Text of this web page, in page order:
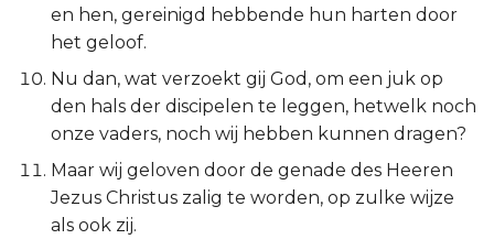
Jesaja
Jeremía
Klaagliederen
Ezechiël
en hen, gereinigd hebbende hun harten door
het geloof.
Nu dan, wat verzoekt gij God, om een juk op
den hals der discipelen te leggen, hetwelk noch
onze vaders, noch wij hebben kunnen dragen?
Maar wij geloven door de genade des Heeren
Jezus Christus zalig te worden, op zulke wijze
als ook zij.